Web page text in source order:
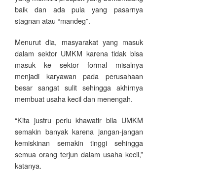
baik dan ada pula yang pasarnya
stagnan atau “mandeg”.
Menurut dia, masyarakat yang masuk
dalam sektor UMKM karena tidak bisa
masuk ke sektor formal misalnya
menjadi karyawan pada perusahaan
besar sangat sulit sehingga akhirnya
membuat usaha kecil dan menengah.
“Kita justru perlu khawatir bila UMKM
semakin banyak karena jangan-jangan
kemiskinan semakin tinggi sehingga
semua orang terjun dalam usaha kecil,”
katanya.